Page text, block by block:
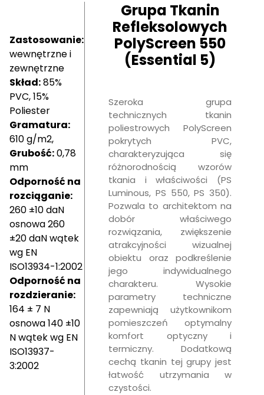
Zastosowanie:
wewnętrzne i
zewnętrzne
Skład:85%
PVC, 15%
Poliester
Gramatura:
610 g/m2,
Grubość:0,78
mm
Odporność na
rozciąganie:
260 ±10 daN
osnowa 260
±20 daN wątek
wg EN
ISO13934-1:2002
Odporność na
rozdzieranie:
164 ± 7 N
osnowa 140 ±10
N wątek wg EN
ISO13937-
3:2002
Grupa Tkanin
Refleksolowych
PolyScreen 550
(Essential 5)
Szeroka grupa
technicznych tkanin
poliestrowych PolyScreen
pokrytych PVC,
charakteryzująca się
różnorodnością wzorów
tkania i właściwości (PS
Luminous, PS 550, PS 350).
Pozwala to architektom na
dobór właściwego
rozwiązania, zwiększenie
atrakcyjności wizualnej
obiektu oraz podkreślenie
jego indywidualnego
charakteru. Wysokie
parametry techniczne
zapewniają użytkownikom
pomieszczeń optymalny
komfort optyczny i
termiczny. Dodatkową
cechą tkanin tej grupy jest
łatwość utrzymania w
czystości.